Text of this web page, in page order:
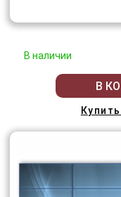
В наличии
В